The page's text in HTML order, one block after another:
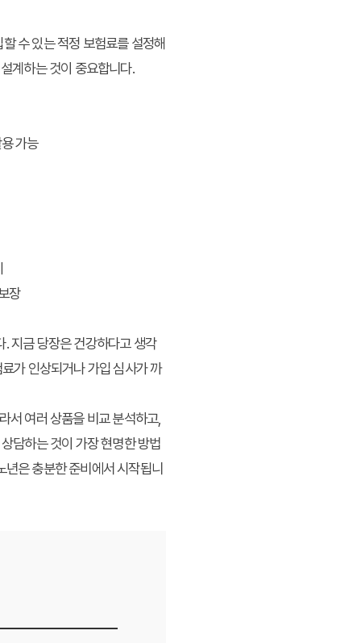
수 있는 적정 보험료를 설정해
계하는 것이 중요합니다.
가능
장
지금 당장은 건강하다고 생각
가 인상되거나 가입 심사가 까
서 여러 상품을 비교 분석하고,
담하는 것이 가장 현명한 방법
은 충분한 준비에서 시작됩니